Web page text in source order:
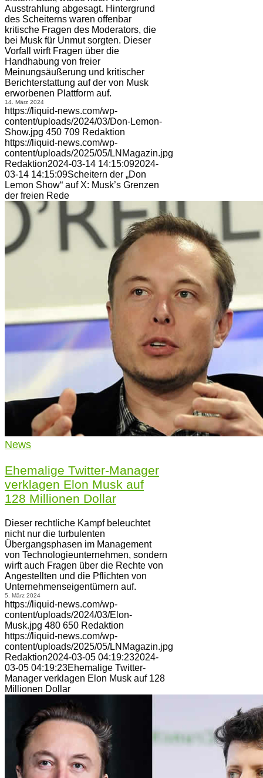
Ausstrahlung abgesagt. Hintergrund
des Scheiterns waren offenbar
kritische Fragen des Moderators, die
bei Musk für Unmut sorgten. Dieser
Vorfall wirft Fragen über die
Handhabung von freier
Meinungsäußerung und kritischer
Berichterstattung auf der von Musk
erworbenen Plattform auf.
14. März 2024
https://liquid-news.com/wp-
content/uploads/2024/03/Don-Lemon-
Show.jpg 450 709 Redaktion
https://liquid-news.com/wp-
content/uploads/2025/05/LNMagazin.jpg
Redaktion2024-03-14 14:15:092024-
03-14 14:15:09Scheitern der „Don
Lemon Show“ auf X: Musk’s Grenzen
der freien Rede
News
Ehemalige Twitter-Manager
verklagen Elon Musk auf
128 Millionen Dollar
Dieser rechtliche Kampf beleuchtet
nicht nur die turbulenten
Übergangsphasen im Management
von Technologieunternehmen, sondern
wirft auch Fragen über die Rechte von
Angestellten und die Pflichten von
Unternehmenseigentümern auf.
5. März 2024
https://liquid-news.com/wp-
content/uploads/2024/03/Elon-
Musk.jpg 480 650 Redaktion
https://liquid-news.com/wp-
content/uploads/2025/05/LNMagazin.jpg
Redaktion2024-03-05 04:19:232024-
03-05 04:19:23Ehemalige Twitter-
Manager verklagen Elon Musk auf 128
Millionen Dollar